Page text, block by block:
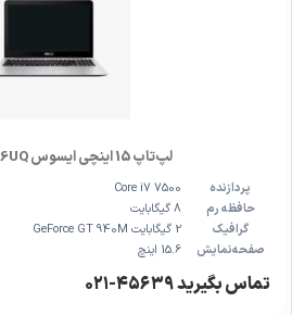
لپ‌تاپ 15 اینچی ایسوس K556UQ - مدل I
پردازنده
Core i7 7500
حافظه رم
8 گیگابایت
گرافیک
2 گیگابایت GeForce GT 940M
صفحه‌نمایش
15.6 اینچ
تماس بگیرید ۴۵۶۳۹-۰۲۱